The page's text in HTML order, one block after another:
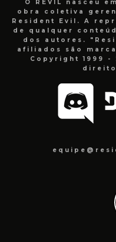
O REVIL nasceu
obra coletiva
Resident Evil. A
de qualquer
dos autores.
afiliados são
Copyright 1999 -